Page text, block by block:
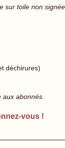
sur toile non signée
déchirures)
aux abonnés.
vous !